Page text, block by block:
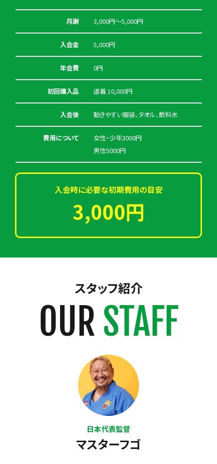
月謝 3,000円〜5,000円
入会金 5,000円
年会費 0円
初回購入品 道着 10,000円
入会後 動きやすい服装、タオル、飲料水
費用について
女性・少年3000円
男性5000円
入会時に必要な初期費用の目安
3,000円
スタッフ紹介
OUR STAFF
日本代表監督
マスターフゴ